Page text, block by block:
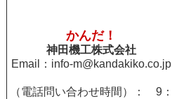
かんだ！
神田機工株式会社
Email： info-m@kandakiko.co.jp
（電話問い合わせ時間）： 9：